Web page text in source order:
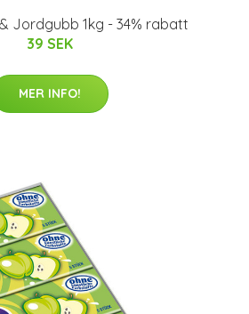
Jordgubb 1kg - 34% rabatt
39 SEK
MER INFO!